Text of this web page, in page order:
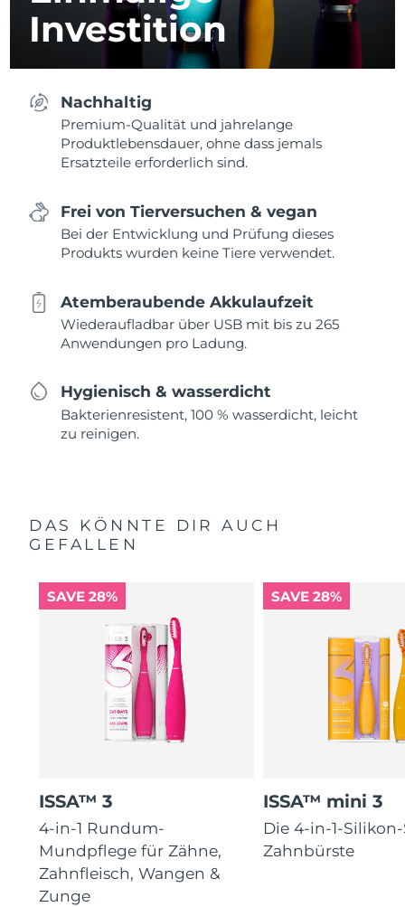
Investition
Nachhaltig
Premium-Qualität und jahrelange
Produktlebensdauer, ohne dass jemals
Ersatzteile erforderlich sind.
Frei von Tierversuchen & vegan
Bei der Entwicklung und Prüfung dieses
Produkts wurden keine Tiere verwendet.
Atemberaubende Akkulaufzeit
Wiederaufladbar über USB mit bis zu 265
Anwendungen pro Ladung.
Hygienisch & wasserdicht
Bakterienresistent, 100 % wasserdicht, leicht
zu reinigen.
DAS KÖNNTE DIR AUCH
GEFALLEN
SAVE 28%
ISSA™ 3
4-in-1 Rundum-
Mundpflege für Zähne,
Zahnfleisch, Wangen &
Zunge
SAVE 28%
ISSA™ mini 3
Die 4-in-1-
Zahnbürste